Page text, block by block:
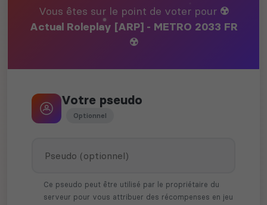
Vous êtes sur le point de voter pour ☢️
Actual Roleplay [ARP] - METRO 2033 FR
☢️
Votre pseudo
Optionnel
Ce pseudo peut être utilisé par le propriétaire du
serveur pour vous attribuer des récompenses en jeu